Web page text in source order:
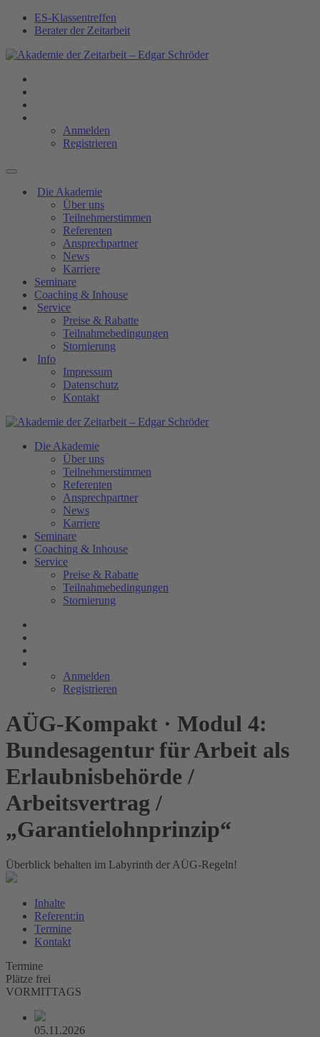
ES-Klassentreffen
Berater der Zeitarbeit
Anmelden
Registrieren
Die Akademie
Über uns
Teilnehmerstimmen
Referenten
Ansprechpartner
News
Karriere
Seminare
Coaching & Inhouse
Service
Preise & Rabatte
Teilnahmebedingungen
Stornierung
Info
Impressum
Datenschutz
Kontakt
Die Akademie
Über uns
Teilnehmerstimmen
Referenten
Ansprechpartner
News
Karriere
Seminare
Coaching & Inhouse
Service
Preise & Rabatte
Teilnahmebedingungen
Stornierung
Anmelden
Registrieren
AÜG-Kompakt · Modul 4:
Bundesagentur für Arbeit als
Erlaubnisbehörde /
Arbeitsvertrag /
„Garantielohnprinzip“
Überblick behalten im Labyrinth der AÜG-Regeln!
Inhalte
Referent:in
Termine
Kontakt
Termine
Plätze frei
VORMITTAGS
05.11.2026